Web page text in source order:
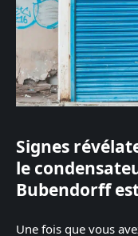
Signes
le
Bubendorff
Une fois que vous